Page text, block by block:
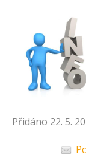
Přidáno 22. 5.